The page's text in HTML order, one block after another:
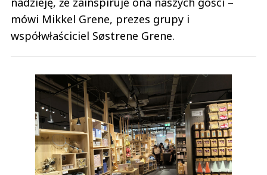
mówi Mikkel Grene, prezes grupy i
współwłaściciel Søstrene Grene.